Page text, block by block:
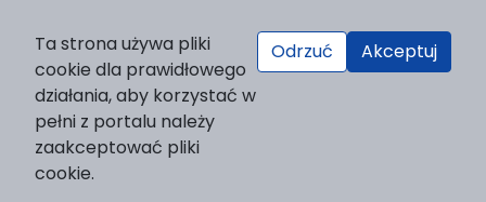
Platform & Workflow by OJS/PKP
Ta strona używa pliki
cookie dla prawidłowego
działania, aby korzystać w
pełni z portalu należy
zaakceptować pliki
cookie.
Odrzuć Akceptuj